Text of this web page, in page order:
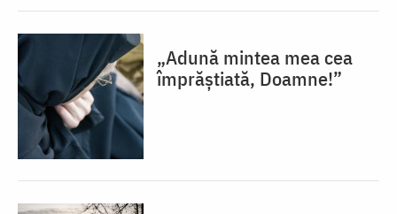
„Adună mintea mea cea
împrăștiată, Doamne!”